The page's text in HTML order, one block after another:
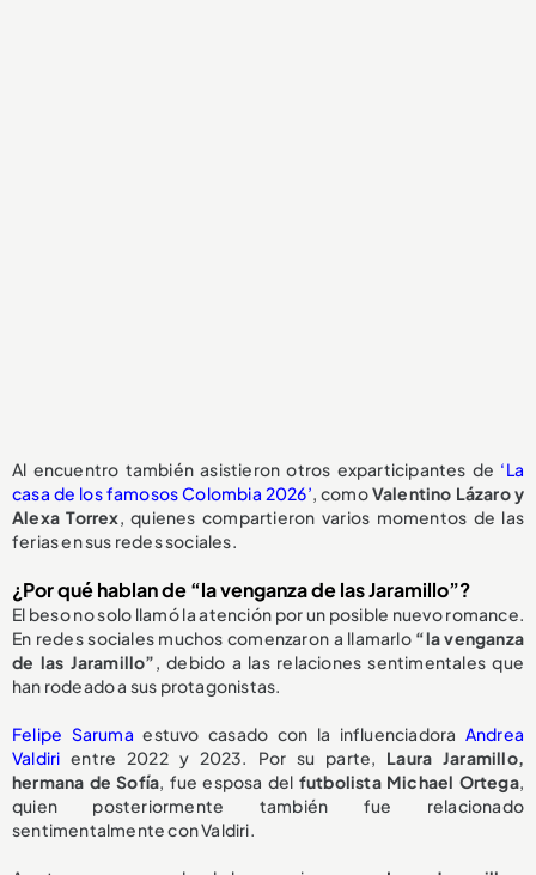
Al encuentro también asistieron otros exparticipantes de ‘La
casa de los famosos Colombia 2026’, comoValentino Lázaro y
Alexa Torrex, quienes compartieron varios momentos de las
ferias en sus redes sociales.
¿Por qué hablan de “la venganza de las Jaramillo”?
El beso no solo llamó la atención por un posible nuevo romance.
En redes sociales muchos comenzaron a llamarlo “la venganza
de las Jaramillo”, debido a las relaciones sentimentales que
han rodeado a sus protagonistas.
Felipe Saruma estuvo casado con la influenciadora Andrea
Valdiri entre 2022 y 2023. Por su parte, Laura Jaramillo,
hermana de Sofía, fue esposa del futbolista Michael Ortega,
quien posteriormente también fue relacionado
sentimentalmente con Valdiri.